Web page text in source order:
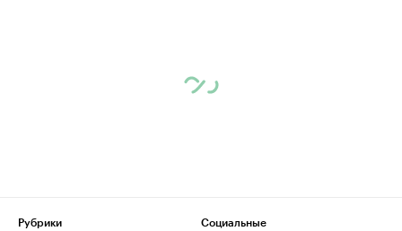
Рубрики
Социальные